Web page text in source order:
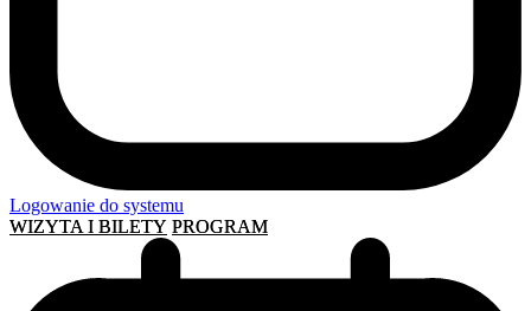
Logowanie do systemu
WIZYTA I BILETY PROGRAM